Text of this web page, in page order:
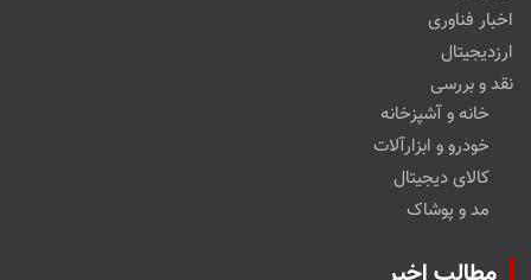
اخبار فناوری
ارزدیجیتال
نقد و بررسی
خانه و آشپزخانه
خودرو و ابزارآلات
کالای دیجیتال
مد و پوشاک